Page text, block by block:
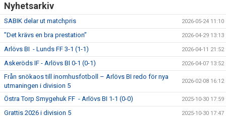
Nyhetsarkiv
SABIK delar ut matchpris 2026-05-24 11:10
”Det krävs en bra prestation” 2026-04-29 13:13
Arlövs BI - Lunds FF 3-1 (1-1) 2026-04-11 21:52
Askeröds IF - Arlövs BI 0-1 (0-1) 2026-04-07 13:52
Från snökaos till inomhusfotboll – Arlövs BI redo för nya
utmaningen i division 5
2026-02-08 16:12
Östra Torp Smygehuk FF - Arlövs BI 1-1 (0-0) 2025-10-30 17:59
Grattis 2026 i division 5 2025-10-30 17:47